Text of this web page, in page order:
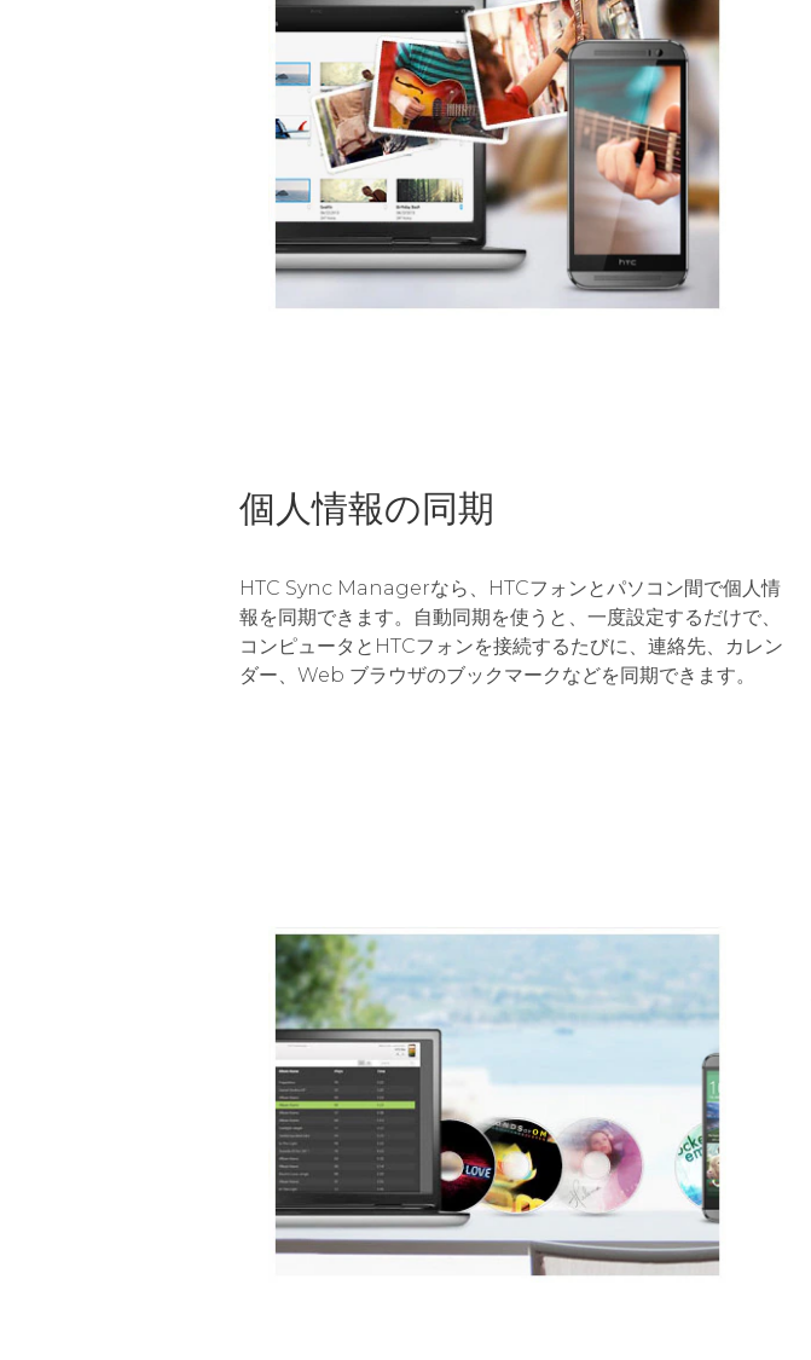
個人情報の同期
HTC Sync Managerなら、HTCフォンとパソコン間で個人情
報を同期できます。自動同期を使うと、一度設定するだけで、
コンピュータとHTCフォンを接続するたびに、連絡先、カレン
ダー、Web ブラウザのブックマークなどを同期できます。